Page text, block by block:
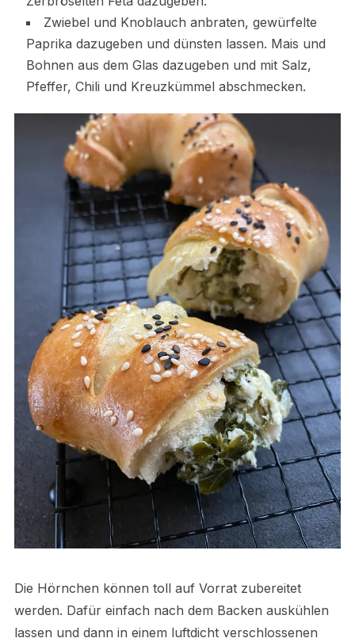
Zwiebel und Knoblauch anbraten, gewürfelte
Paprika dazugeben und dünsten lassen. Mais und
Bohnen aus dem Glas dazugeben und mit Salz,
Pfeffer, Chili und Kreuzkümmel abschmecken.
Die Hörnchen können toll auf Vorrat zubereitet
werden. Dafür einfach nach dem Backen auskühlen
lassen und dann in einem luftdicht verschlossenen